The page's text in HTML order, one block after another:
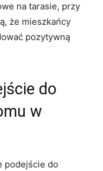
na tarasie, przy
że mieszkańcy
pozytywną
⁢do
w⁣
⁤podejście do